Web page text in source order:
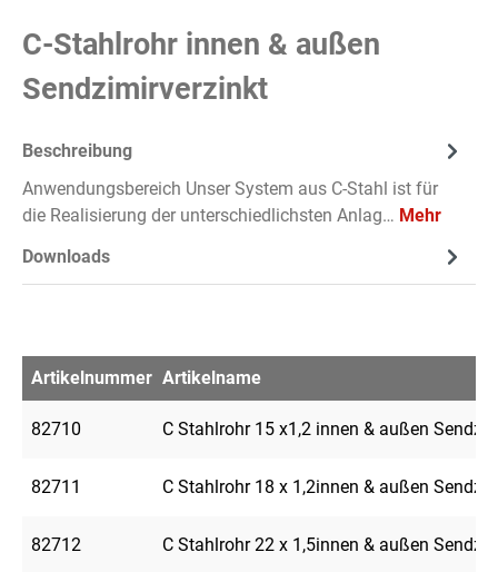
C-Stahlrohr innen & außen
Sendzimirverzinkt
Beschreibung
Anwendungsbereich Unser System aus C-Stahl ist für
die Realisierung der unterschiedlichsten Anlag… Mehr
Downloads
Artikelnummer Artikelname
82710 C Stahlrohr 15 x1,2 innen & außen
82711 C Stahlrohr 18 x 1,2innen & außen
82712 C Stahlrohr 22 x 1,5innen & außen